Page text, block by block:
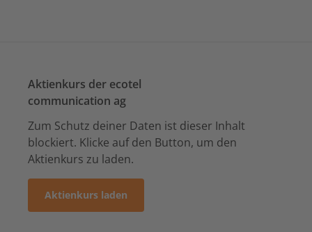
Aktienkurs der ecotel
communication ag
Zum Schutz deiner Daten ist dieser Inhalt
blockiert. Klicke auf den Button, um den
Aktienkurs zu laden.
Aktienkurs laden